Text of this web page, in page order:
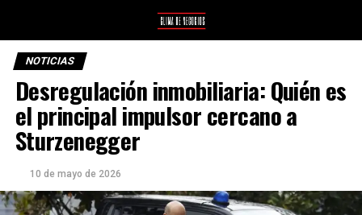
NOTICIAS
Desregulación inmobiliaria: Quién es
el principal impulsor cercano a
Sturzenegger
10 de mayo de 2026